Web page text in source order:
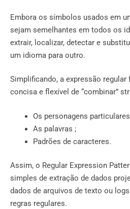
Embora os símbolos usados ​​em
sejam semelhantes em todos os
extrair, localizar, detectar e
um idioma para outro.
Simplificando, a expressão regular
concisa e flexível de “combinar”
Os personagens
As palavras ;
Padrões de caracteres.
Assim, o Regular Expression
simples de extração de dados
dados de arquivos de texto ou
regras regulares.